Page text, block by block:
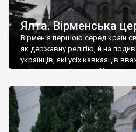
Ялта. Вірменська
Вірменія першою серед країн
як державну релігію, й на подив
українців, які усіх кавказців
є відданими вірянами Христа